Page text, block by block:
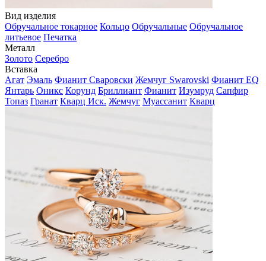
Вид изделия
Обручальное токарное Кольцо Обручальные Обручальное
литьевое Печатка
Металл
Золото Серебро
Вставка
Агат Эмаль Фианит Сваровски Жемчуг Swarovski Фианит EQ
Янтарь Оникс Корунд Бриллиант Фианит Изумруд Сапфир
Топаз Гранат Кварц Иск. Жемчуг Муассанит Кварц